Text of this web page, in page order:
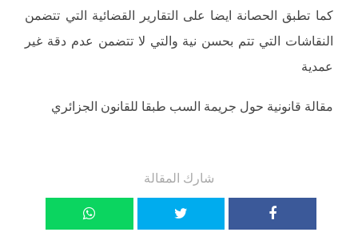
كما تطبق الحصانة ايضا على التقارير القضائية التي تتضمن
النقاشات التي تتم بحسن نية والتي لا تتضمن عدم دقة غير
عمدية
مقالة قانونية حول جريمة السب طبقا للقانون الجزائري
شارك المقالة